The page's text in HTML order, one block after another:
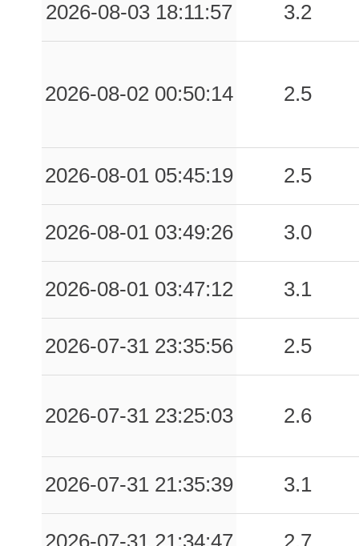
2026-08-03 18:11:57
3.2
2026-08-02 00:50:14 2.5
2026-08-01 05:45:19 2.5
2026-08-01 03:49:26 3.0
2026-08-01 03:47:12 3.1
2026-07-31 23:35:56 2.5
2026-07-31 23:25:03 2.6
2026-07-31 21:35:39 3.1
2026-07-31 21:34:47 2.7